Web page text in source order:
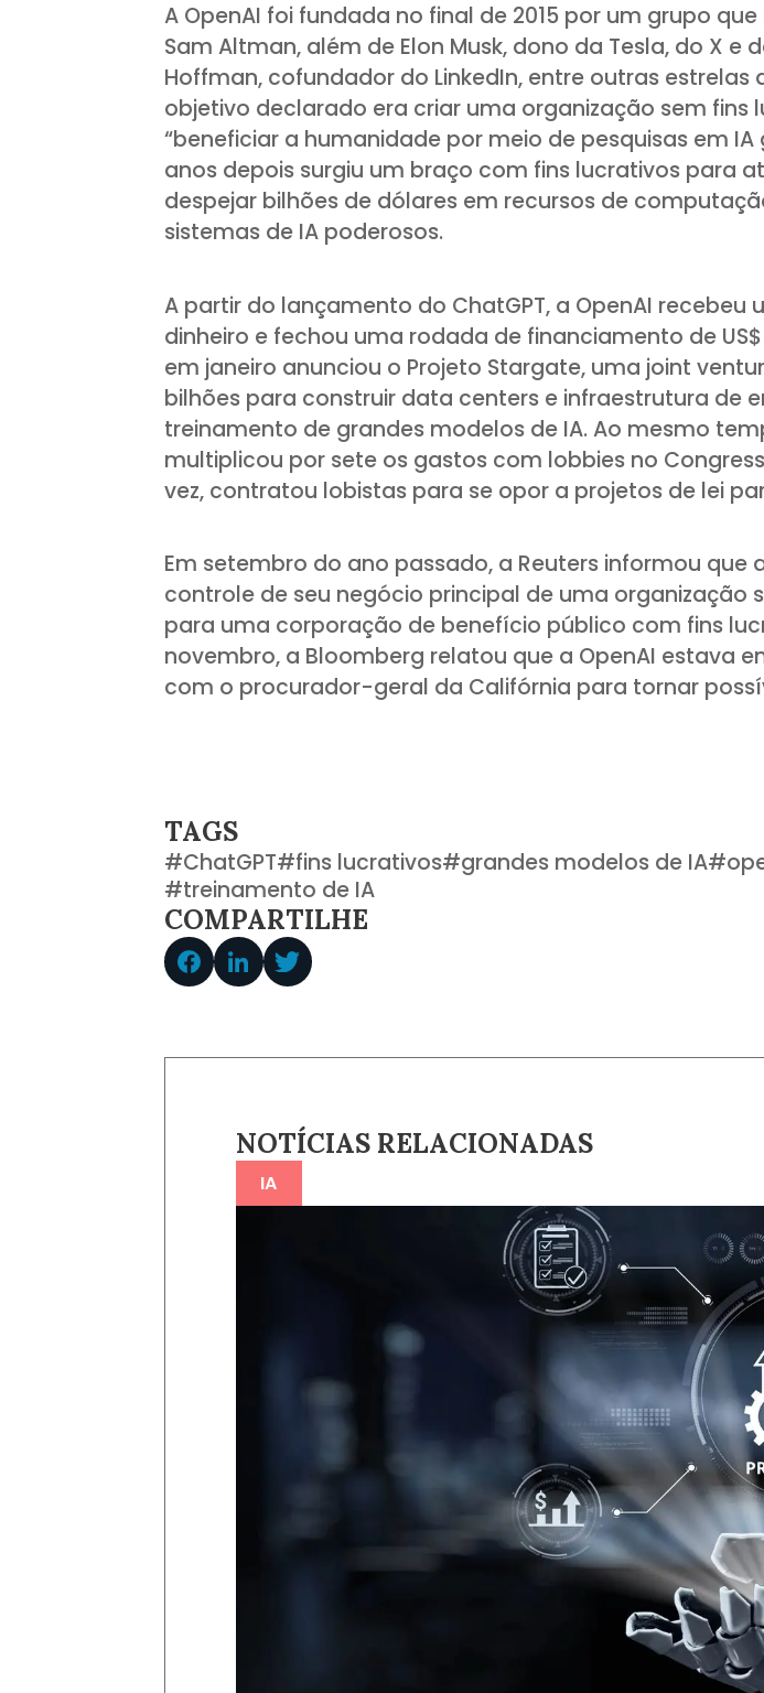
A OpenAI foi fundada no final de 2015 por um grupo
Sam Altman, além de Elon Musk, dono da Tesla, do X e
Hoffman, cofundador do LinkedIn, entre outras estrelas
objetivo declarado era criar uma organização sem fins
“beneficiar a humanidade por meio de pesquisas em IA
anos depois surgiu um braço com fins lucrativos para
despejar bilhões de dólares em recursos de
sistemas de IA poderosos.
A partir do lançamento do ChatGPT, a OpenAI recebeu
dinheiro e fechou uma rodada de financiamento de
em janeiro anunciou o Projeto Stargate, uma joint
bilhões para construir data centers e infraestrutura de
treinamento de grandes modelos de IA. Ao mesmo
multiplicou por sete os gastos com lobbies no
vez, contratou lobistas para se opor a projetos de lei
Em setembro do ano passado, a Reuters informou que
controle de seu negócio principal de uma organização
para uma corporação de benefício público com fins
novembro, a Bloomberg relatou que a OpenAI estava
com o procurador-geral da Califórnia para tornar
TAGS
#ChatGPT#fins lucrativos#grandes modelos de IA#
#treinamento de IA
COMPARTILHE
NOTÍCIAS RELACIONADAS
IA